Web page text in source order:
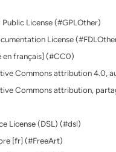
Public License (#GPLOther)
License
en français] (#CC0)
Commons attribution 4.0,
Commons attribution,
License (DSL) (#dsl)
[fr] (#FreeArt)